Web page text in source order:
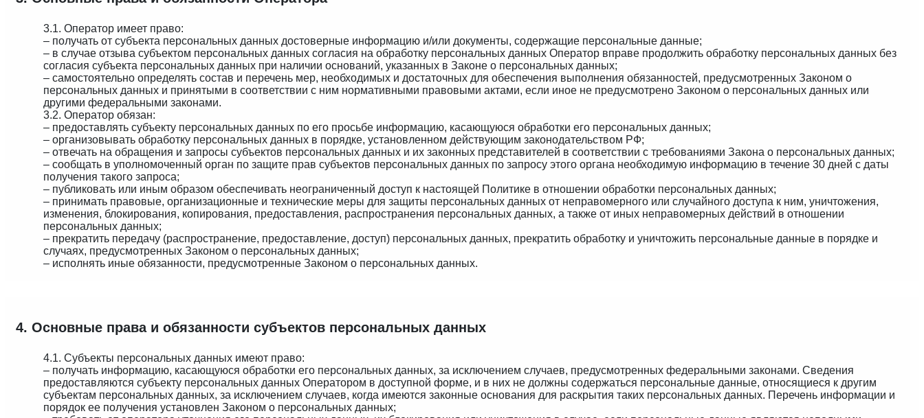
3.1. Оператор имеет право:
– получать от субъекта персональных данных достоверные информацию и/или документы, содержащие персональные данные;
– в случае отзыва субъектом персональных данных согласия на обработку персональных данных Оператор вправе продолжить обработку персональных данных без
согласия субъекта персональных данных при наличии оснований, указанных в Законе о персональных данных;
– самостоятельно определять состав и перечень мер, необходимых и достаточных для обеспечения выполнения обязанностей, предусмотренных Законом о
персональных данных и принятыми в соответствии с ним нормативными правовыми актами, если иное не предусмотрено Законом о персональных данных или
другими федеральными законами.
3.2. Оператор обязан:
– предоставлять субъекту персональных данных по его просьбе информацию, касающуюся обработки его персональных данных;
– организовывать обработку персональных данных в порядке, установленном действующим законодательством РФ;
– отвечать на обращения и запросы субъектов персональных данных и их законных представителей в соответствии с требованиями Закона о персональных данных;
– сообщать в уполномоченный орган по защите прав субъектов персональных данных по запросу этого органа необходимую информацию в течение 30 дней с даты
получения такого запроса;
– публиковать или иным образом обеспечивать неограниченный доступ к настоящей Политике в отношении обработки персональных данных;
– принимать правовые, организационные и технические меры для защиты персональных данных от неправомерного или случайного доступа к ним, уничтожения,
изменения, блокирования, копирования, предоставления, распространения персональных данных, а также от иных неправомерных действий в отношении
персональных данных;
– прекратить передачу (распространение, предоставление, доступ) персональных данных, прекратить обработку и уничтожить персональные данные в порядке и
случаях, предусмотренных Законом о персональных данных;
– исполнять иные обязанности, предусмотренные Законом о персональных данных.
4. Основные права и обязанности субъектов персональных данных
4.1. Субъекты персональных данных имеют право:
– получать информацию, касающуюся обработки его персональных данных, за исключением случаев, предусмотренных федеральными законами. Сведения
предоставляются субъекту персональных данных Оператором в доступной форме, и в них не должны содержаться персональные данные, относящиеся к другим
субъектам персональных данных, за исключением случаев, когда имеются законные основания для раскрытия таких персональных данных. Перечень информации и
порядок ее получения установлен Законом о персональных данных;